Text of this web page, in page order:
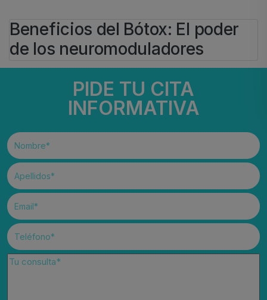
Beneficios del Bótox: El poder
de los neuromoduladores
25 DE ABRIL DE 2025
Medicina Estética # bótox #neuromoduladores
PIDE TU CITA
INFORMATIVA